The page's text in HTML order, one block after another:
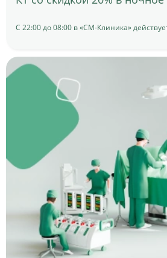
С 22:00 до 08:00 в «СМ-Клиника»